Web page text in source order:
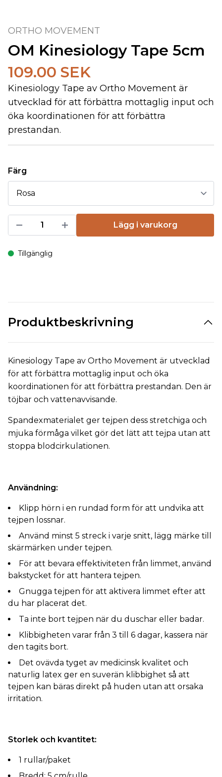
ORTHO MOVEMENT
OM Kinesiology Tape 5cm
109.00 SEK
Kinesiology Tape av Ortho Movement är
utvecklad för att förbättra mottaglig input och
öka koordinationen för att förbättra
prestandan.
Färg
Lägg i varukorg
Tillgänglig
Produktbeskrivning
Kinesiology Tape av Ortho Movement är utvecklad
för att förbättra mottaglig input och öka
koordinationen för att förbättra prestandan. Den är
töjbar och vattenavvisande.
Spandexmaterialet ger tejpen dess stretchiga och
mjuka förmåga vilket gör det lätt att tejpa utan att
stoppa blodcirkulationen.
Användning:
Klipp hörn i en rundad form för att undvika att
tejpen lossnar.
Använd minst 5 streck i varje snitt, lägg märke till
skärmärken under tejpen.
För att bevara effektiviteten från limmet, använd
bakstycket för att hantera tejpen.
Gnugga tejpen för att aktivera limmet efter att
du har placerat det.
Ta inte bort tejpen när du duschar eller badar.
Klibbigheten varar från 3 till 6 dagar, kassera när
den tagits bort.
Det ovävda tyget av medicinsk kvalitet och
naturlig latex ger en suverän klibbighet så att
tejpen kan bäras direkt på huden utan att orsaka
irritation.
Storlek och kvantitet:
1 rullar/paket